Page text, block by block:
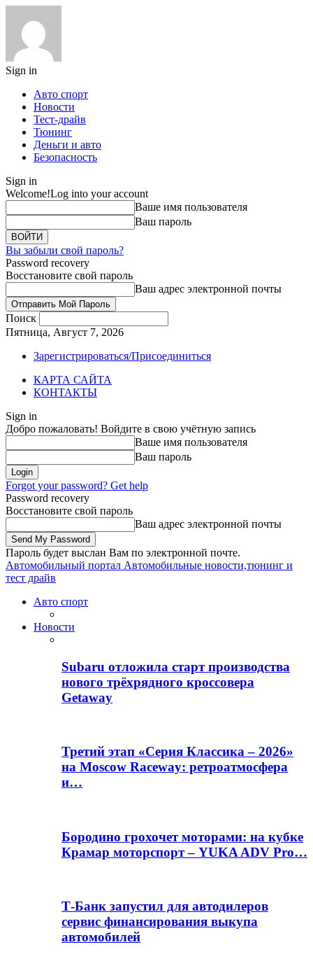
Sign in
Авто спорт
Новости
Тест-драйв
Тюнинг
Деньги и авто
Безопасность
Sign in
Welcome!Log into your account
Ваше имя пользователя
Ваш пароль
Вы забыли свой пароль?
Password recovery
Восстановите свой пароль
Ваш адрес электронной почты
Поиск
Пятница, Август 7, 2026
Зарегистрироваться/Присоединиться
КАРТА САЙТА
КОНТАКТЫ
Sign in
Добро пожаловать! Войдите в свою учётную запись
Ваше имя пользователя
Ваш пароль
Forgot your password? Get help
Password recovery
Восстановите свой пароль
Ваш адрес электронной почты
Пароль будет выслан Вам по электронной почте.
Автомобильный портал Автомобильные новости,тюнинг и
тест драйв
Авто спорт
Новости
Subaru отложила старт производства
нового трёхрядного кроссовера
Getaway
Третий этап «Серия Классика – 2026»
на Moscow Raceway: ретроатмосфера
и…
Бородино грохочет моторами: на кубке
Крамар моторспорт – YUKA ADV Pro…
Т-Банк запустил для автодилеров
сервис финансирования выкупа
автомобилей